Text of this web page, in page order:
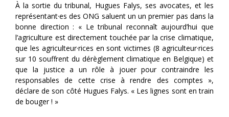
À la sortie du tribunal, Hugues Falys, ses avocates, et les
représentant·es des ONG saluent un un premier pas dans la
bonne direction : « Le tribunal reconnaît aujourd’hui que
l’agriculture est directement touchée par la crise climatique,
que les agriculteur·rices en sont victimes (8 agriculteur·rices
sur 10 souffrent du dérèglement climatique en Belgique) et
que la justice a un rôle à jouer pour contraindre les
responsables de cette crise à rendre des comptes »,
déclare de son côté Hugues Falys. « Les lignes sont en train
de bouger ! »